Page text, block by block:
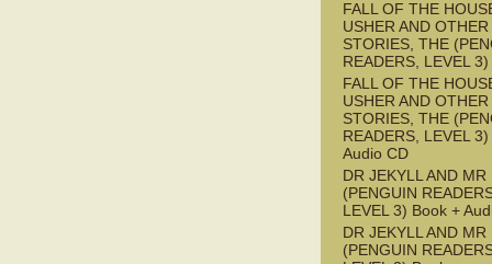
FALL OF THE
USHER AND OTHER
STORIES, THE
READERS, LEVEL
FALL OF THE
USHER AND OTHER
STORIES, THE
READERS, LEVEL
Audio CD
DR JEKYLL AND MR
(PENGUIN
LEVEL 3) Book +
DR JEKYLL AND MR
(PENGUIN